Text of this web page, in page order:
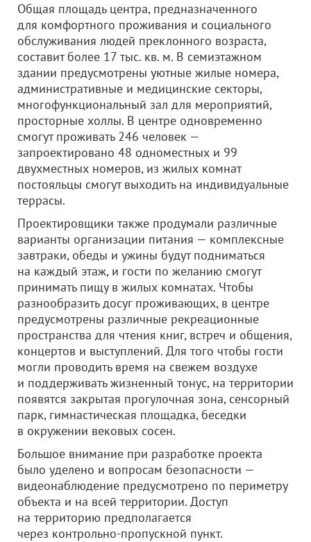
Общая площадь центра, предназначенного
для комфортного проживания и социального
обслуживания людей преклонного возраста,
составит более 17 тыс. кв. м. В семиэтажном
здании предусмотрены уютные жилые номера,
административные и медицинские секторы,
многофункциональный зал для мероприятий,
просторные холлы. В центре одновременно
смогут проживать 246 человек —
запроектировано 48 одноместных и 99
двухместных номеров, из жилых комнат
постояльцы смогут выходить на индивидуальные
террасы.
Проектировщики также продумали различные
варианты организации питания — комплексные
завтраки, обеды и ужины будут подниматься
на каждый этаж, и гости по желанию смогут
принимать пищу в жилых комнатах. Чтобы
разнообразить досуг проживающих, в центре
предусмотрены различные рекреационные
пространства для чтения книг, встреч и общения,
концертов и выступлений. Для того чтобы гости
могли проводить время на свежем воздухе
и поддерживать жизненный тонус, на территории
появятся закрытая прогулочная зона, сенсорный
парк, гимнастическая площадка, беседки
в окружении вековых сосен.
Большое внимание при разработке проекта
было уделено и вопросам безопасности —
видеонаблюдение предусмотрено по периметру
объекта и на всей территории. Доступ
на территорию предполагается
через контрольно-пропускной пункт.